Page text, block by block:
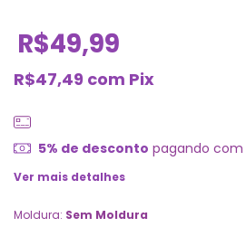
R$49,99
R$47,49 com Pix
5% de desconto pagando com
Ver mais detalhes
Moldura: Sem Moldura